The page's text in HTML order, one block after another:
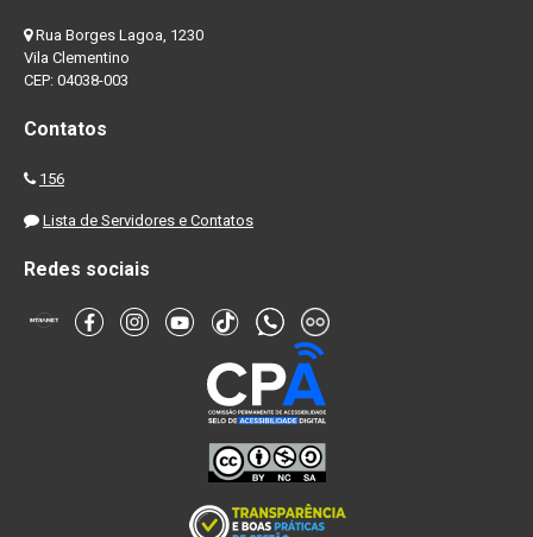
Rua Borges Lagoa, 1230
Vila Clementino
CEP: 04038-003
Contatos
156
Lista de Servidores e Contatos
Redes sociais